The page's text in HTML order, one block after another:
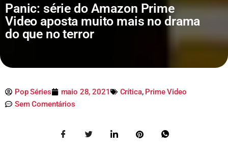
Panic: série do Amazon Prime
Video aposta muito mais no drama
do que no terror
Pop Séries maio 28, 2021 Crítica, Prime Video
Sem Comentários